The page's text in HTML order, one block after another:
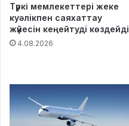
Түркі мемлекеттері жеке
куәлікпен саяхаттау
жүйесін кеңейтуді көздейді
4.08.2026